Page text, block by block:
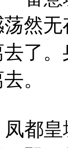
然
了
。
都皇